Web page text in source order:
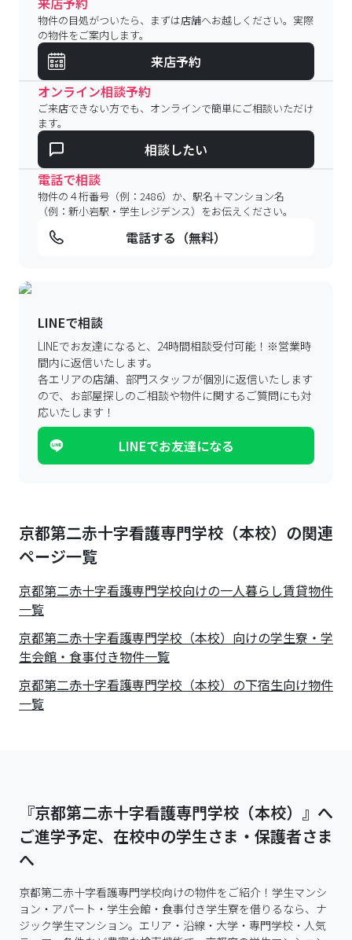
物件の目処がついたら、まずは店舗へお越しください。実際
の物件をご案内します。
来店予約
オンライン相談予約
ご来店できない方でも、オンラインで簡単にご相談いただけ
ます。
相談したい
電話で相談
物件の４桁番号（例：2486）か、駅名＋マンション名
（例：新小岩駅・学生レジデンス）をお伝えください。
電話する（無料）
LINEで相談
LINEでお友達になると、24時間相談受付可能！ ※営業時
間内に返信いたします。
各エリアの店舗、部門スタッフが個別に返信いたします
ので、 お部屋探しのご相談や物件に関するご質問にも対
応いたします！
LINEでお友達になる
京都第二赤十字看護専門学校（本校）の関連
ページ一覧
京都第二赤十字看護専門学校向けの一人暮らし賃貸物件
一覧
京都第二赤十字看護専門学校（本校）向けの学生寮・学
生会館・食事付き物件一覧
京都第二赤十字看護専門学校（本校）の下宿生向け物件
一覧
『京都第二赤十字看護専門学校（本校）』へ
ご進学予定、在校中の学生さま・保護者さま
へ
京都第二赤十字看護専門学校向けの物件をご紹介！学生マンシ
ョン・アパート・学生会館・食事付き学生寮を借りるなら、ナ
ジック学生マンション。エリア・沿線・大学・専門学校・人気